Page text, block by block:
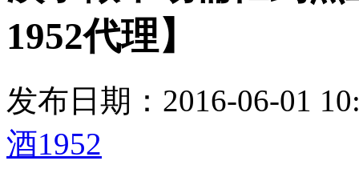
1952代理】
发布日期：2016-06-01
酒1952